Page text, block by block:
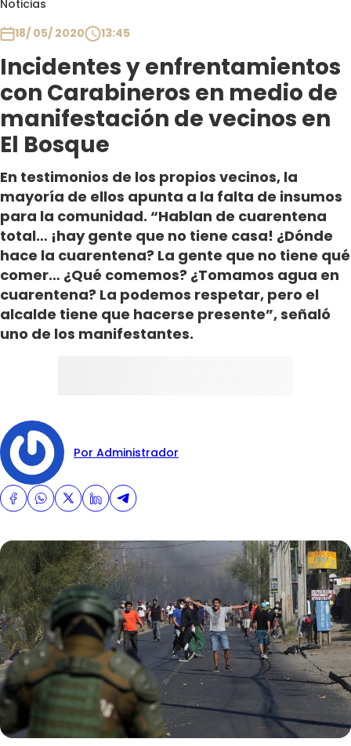
Noticias
18/ 05/ 2020
13:45
Incidentes y enfrentamientos
con Carabineros en medio de
manifestación de vecinos en
El Bosque
En testimonios de los propios vecinos, la
mayoría de ellos apunta a la falta de insumos
para la comunidad. “Hablan de cuarentena
total… ¡hay gente que no tiene casa! ¿Dónde
hace la cuarentena? La gente que no tiene qué
comer… ¿Qué comemos? ¿Tomamos agua en
cuarentena? La podemos respetar, pero el
alcalde tiene que hacerse presente”, señaló
uno de los manifestantes.
Por Administrador
Club De La Comedia
Contigo en Directo
Plan Perfecto
El Tiempo
Sabingo
Todos Los Programas